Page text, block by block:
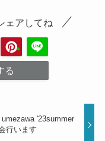
ェアしてね
る
'23summer
行います